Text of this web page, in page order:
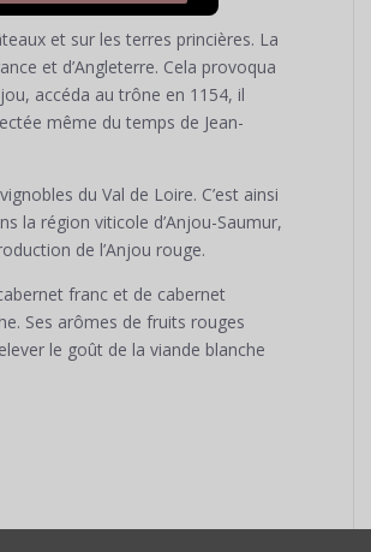
et sur les terres princières. La
et d’Angleterre. Cela provoqua
accéda au trône en 1154, il
même du temps de Jean-
du Val de Loire. C’est ainsi
la région viticole d’Anjou-Saumur,
de l’Anjou rouge.
franc et de cabernet
Ses arômes de fruits rouges
le goût de la viande blanche